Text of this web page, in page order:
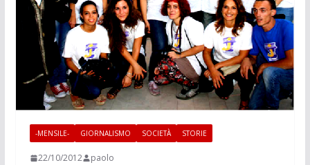
-MENSILE- GIORNALISMO SOCIETÀ STORIE
22/10/2012 paolo